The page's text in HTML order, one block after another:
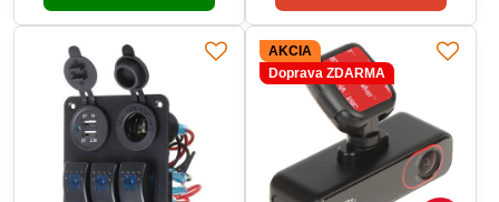
aplikácie.
AKCIA
Doprava ZDARMA